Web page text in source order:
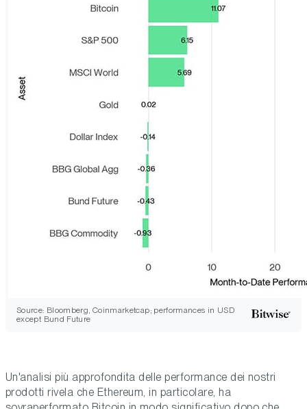
Source: Bloomberg, Coinmarketcap; performances in USD
except Bund Future
Un'analisi più approfondita delle performance dei nostri
prodotti rivela che Ethereum, in particolare, ha